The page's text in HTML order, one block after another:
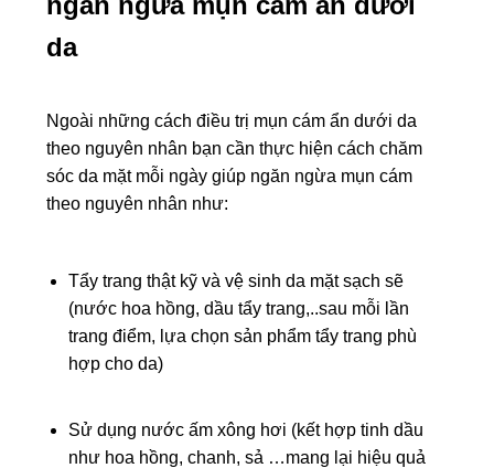
da
Ngoài những cách điều trị mụn cám ẩn dưới da
theo nguyên nhân bạn cần thực hiện cách chăm
sóc da mặt mỗi ngày giúp ngăn ngừa mụn cám
theo nguyên nhân như:
Tẩy trang thật kỹ và vệ sinh da mặt sạch sẽ
(nước hoa hồng, dầu tẩy trang,..sau mỗi lần
trang điểm, lựa chọn sản phẩm tẩy trang phù
hợp cho da)
Sử dụng nước ấm xông hơi (kết hợp tinh dầu
như hoa hồng, chanh, sả …mang lại hiệu quả